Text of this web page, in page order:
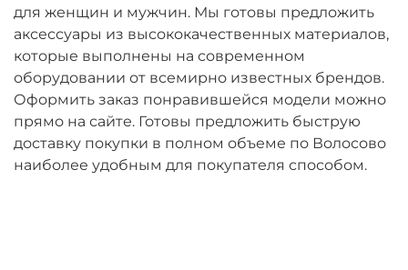
для женщин и мужчин. Мы готовы предложить
аксессуары из высококачественных материалов,
которые выполнены на современном
оборудовании от всемирно известных брендов.
Оформить заказ понравившейся модели можно
прямо на сайте. Готовы предложить быструю
доставку покупки в полном объеме по Волосово
наиболее удобным для покупателя способом.